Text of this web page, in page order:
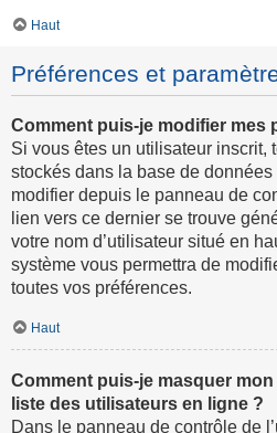
Haut
Préférences et
Comment puis-je modifier mes
Si vous êtes un utilisateur inscrit,
stockés dans la base de
modifier depuis le panneau de
lien vers ce dernier se trouve
votre nom d’utilisateur situé en
système vous permettra de
toutes vos préférences.
Haut
Comment puis-je masquer
liste des utilisateurs en ligne ?
Dans le panneau de contrôle de